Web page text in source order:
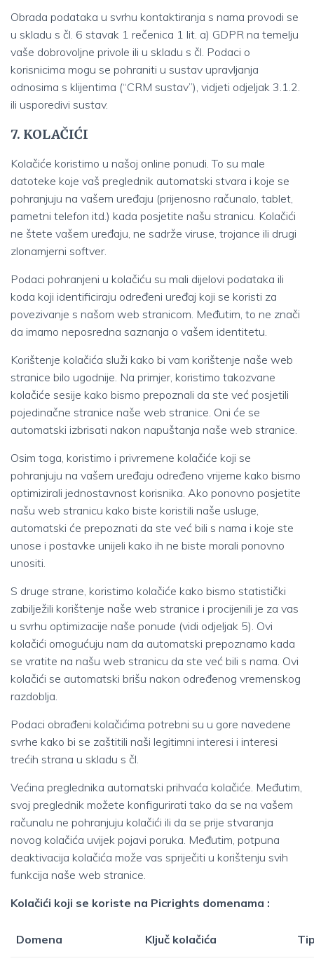
Obrada podataka u svrhu kontaktiranja s nama provodi se
u skladu s čl. 6 stavak 1 rečenica 1 lit. a) GDPR na temelju
vaše dobrovoljne privole ili u skladu s čl. Podaci o
korisnicima mogu se pohraniti u sustav upravljanja
odnosima s klijentima (“CRM sustav”), vidjeti odjeljak 3.1.2.
ili usporedivi sustav.
7. KOLAČIĆI
Kolačiće koristimo u našoj online ponudi. To su male
datoteke koje vaš preglednik automatski stvara i koje se
pohranjuju na vašem uređaju (prijenosno računalo, tablet,
pametni telefon itd.) kada posjetite našu stranicu. Kolačići
ne štete vašem uređaju, ne sadrže viruse, trojance ili drugi
zlonamjerni softver.
Podaci pohranjeni u kolačiću su mali dijelovi podataka ili
koda koji identificiraju određeni uređaj koji se koristi za
povezivanje s našom web stranicom. Međutim, to ne znači
da imamo neposredna saznanja o vašem identitetu.
Korištenje kolačića služi kako bi vam korištenje naše web
stranice bilo ugodnije. Na primjer, koristimo takozvane
kolačiće sesije kako bismo prepoznali da ste već posjetili
pojedinačne stranice naše web stranice. Oni će se
automatski izbrisati nakon napuštanja naše web stranice.
Osim toga, koristimo i privremene kolačiće koji se
pohranjuju na vašem uređaju određeno vrijeme kako bismo
optimizirali jednostavnost korisnika. Ako ponovno posjetite
našu web stranicu kako biste koristili naše usluge,
automatski će prepoznati da ste već bili s nama i koje ste
unose i postavke unijeli kako ih ne biste morali ponovno
unositi.
S druge strane, koristimo kolačiće kako bismo statistički
zabilježili korištenje naše web stranice i procijenili je za vas
u svrhu optimizacije naše ponude (vidi odjeljak 5). Ovi
kolačići omogućuju nam da automatski prepoznamo kada
se vratite na našu web stranicu da ste već bili s nama. Ovi
kolačići se automatski brišu nakon određenog vremenskog
razdoblja.
Podaci obrađeni kolačićima potrebni su u gore navedene
svrhe kako bi se zaštitili naši legitimni interesi i interesi
trećih strana u skladu s čl.
Većina preglednika automatski prihvaća kolačiće. Međutim,
svoj preglednik možete konfigurirati tako da se na vašem
računalu ne pohranjuju kolačići ili da se prije stvaranja
novog kolačića uvijek pojavi poruka. Međutim, potpuna
deaktivacija kolačića može vas spriječiti u korištenju svih
funkcija naše web stranice.
Kolačići koji se koriste na Picrights domenama :
Domena Ključ kolačića